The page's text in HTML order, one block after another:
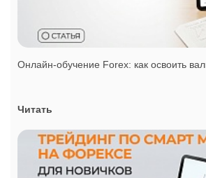
Онлайн-обучение Forex: как освоить
Читать